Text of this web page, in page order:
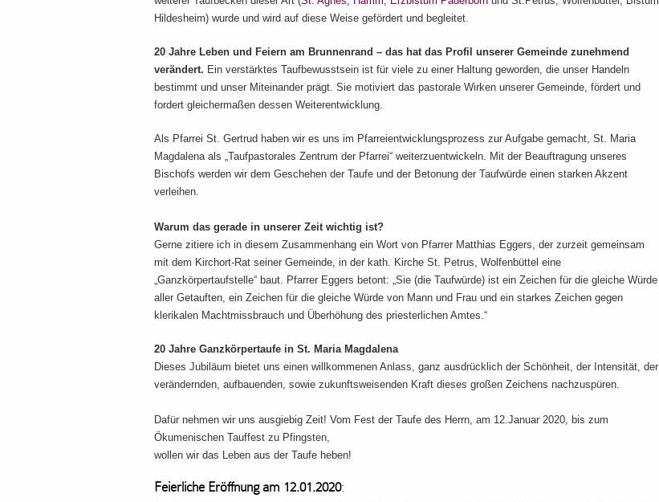
Hildesheim) wurde und wird auf diese Weise gefördert und begleitet.
20 Jahre Leben und Feiern am Brunnenrand – das hat das Profil unserer Gemeinde zunehmend
verändert. Ein verstärktes Taufbewusstsein ist für viele zu einer Haltung geworden, die unser Handeln
bestimmt und unser Miteinander prägt. Sie motiviert das pastorale Wirken unserer Gemeinde, fördert und
fordert gleichermaßen dessen Weiterentwicklung.
Als Pfarrei St. Gertrud haben wir es uns im Pfarreientwicklungsprozess zur Aufgabe gemacht, St. Maria
Magdalena als „Taufpastorales Zentrum der Pfarrei“ weiterzuentwickeln. Mit der Beauftragung unseres
Bischofs werden wir dem Geschehen der Taufe und der Betonung der Taufwürde einen starken Akzent
verleihen.
Warum das gerade in unserer Zeit wichtig ist?
Gerne zitiere ich in diesem Zusammenhang ein Wort von Pfarrer Matthias Eggers, der zurzeit gemeinsam
mit dem Kirchort-Rat seiner Gemeinde, in der kath. Kirche St. Petrus, Wolfenbüttel eine
„Ganzkörpertaufstelle“ baut. Pfarrer Eggers betont: „Sie (die Taufwürde) ist ein Zeichen für die gleiche Würde
aller Getauften, ein Zeichen für die gleiche Würde von Mann und Frau und ein starkes Zeichen gegen
klerikalen Machtmissbrauch und Überhöhung des priesterlichen Amtes.“
20 Jahre Ganzkörpertaufe in St. Maria Magdalena
Dieses Jubiläum bietet uns einen willkommenen Anlass, ganz ausdrücklich der Schönheit, der Intensität, der
verändernden, aufbauenden, sowie zukunftsweisenden Kraft dieses großen Zeichens nachzuspüren.
Dafür nehmen wir uns ausgiebig Zeit! Vom Fest der Taufe des Herrn, am 12.Januar 2020, bis zum
Ökumenischen Tauffest zu Pfingsten,
wollen wir das Leben aus der Taufe heben!
Feierliche Eröffnung am 12.01.2020: